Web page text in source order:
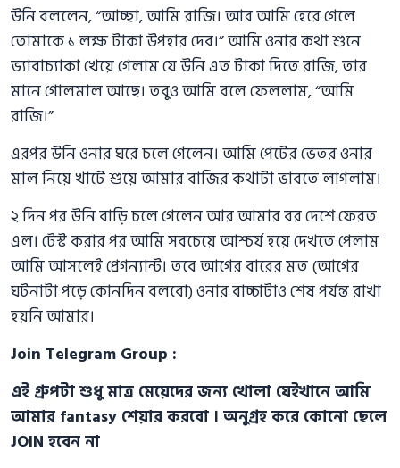
উনি বললেন, “আচ্ছা, আমি রাজি। আর আমি হেরে গেলে
তোমাকে ১ লক্ষ টাকা উপহার দেব।” আমি ওনার কথা শুনে
ভ্যাবাচ্যাকা খেয়ে গেলাম যে উনি এত টাকা দিতে রাজি, তার
মানে গোলমাল আছে। তবুও আমি বলে ফেললাম, “আমি
রাজি।”
এরপর উনি ওনার ঘরে চলে গেলেন। আমি পেটের ভেতর ওনার
মাল নিয়ে খাটে শুয়ে আমার বাজির কথাটা ভাবতে লাগলাম।
২ দিন পর উনি বাড়ি চলে গেলেন আর আমার বর দেশে ফেরত
এল। টেস্ট করার পর আমি সবচেয়ে আশ্চর্য হয়ে দেখতে পেলাম
আমি আসলেই প্রেগন্যান্ট। তবে আগের বারের মত (আগের
ঘটনাটা পড়ে কোনদিন বলবো) ওনার বাচ্চাটাও শেষ পর্যন্ত রাখা
হয়নি আমার।
Join Telegram Group :
এই গ্রুপটা শুধু মাত্র মেয়েদের জন্য খোলা যেইখানে আমি
আমার fantasy শেয়ার করবো । অনুগ্রহ করে কোনো ছেলে
JOIN হবেন না